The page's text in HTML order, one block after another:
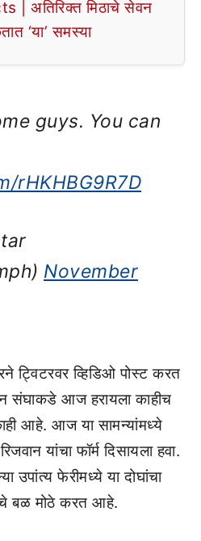
| अतिरिक्त मिठाचे सेवन
‘या’ समस्या
guys. You can
rHKHBG9R7D
November
ट्विटरवर व्हिडिओ पोस्ट करत
संघाकडे आज हरायला काहीच
आहे. आज या सामन्यांमध्ये
यांचा फॉर्म दिसायला हवा.
उपांत्य फेरीमध्ये या दोघांचा
बळ मोठे करत आहे.